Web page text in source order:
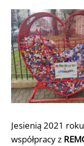
Jesienią 2021 roku
współpracy z